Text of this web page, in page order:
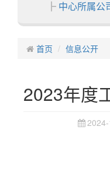
中心所属公
各分中心
中心业务
非认证业务
首页 信息公开
2023年度